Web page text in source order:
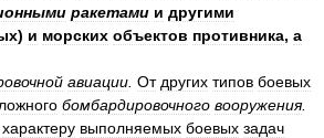
ракетами и другими
) и морских объектов противника, а
авиации От других типов боевых
бомбардировочного вооружения.
характеру выполняемых боевых задач